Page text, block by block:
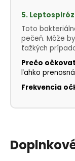
5.
Toto
pečeň. Môže
ťažkých
Prečo
ľahko
Frekvencia